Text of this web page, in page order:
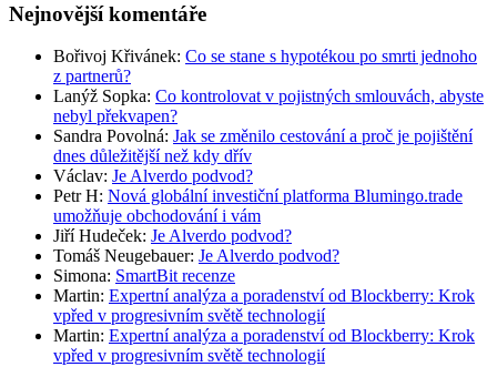
Nejnovější komentáře
Bořivoj Křivánek: Co se stane s hypotékou po smrti jednoho
z partnerů?
Lanýž Sopka: Co kontrolovat v pojistných smlouvách, abyste
nebyl překvapen?
Sandra Povolná: Jak se změnilo cestování a proč je pojištění
dnes důležitější než kdy dřív
Václav: Je Alverdo podvod?
Petr H: Nová globální investiční platforma Blumingo.trade
umožňuje obchodování i vám
Jiří Hudeček: Je Alverdo podvod?
Tomáš Neugebauer: Je Alverdo podvod?
Simona: SmartBit recenze
Martin: Expertní analýza a poradenství od Blockberry: Krok
vpřed v progresivním světě technologií
Martin: Expertní analýza a poradenství od Blockberry: Krok
vpřed v progresivním světě technologií